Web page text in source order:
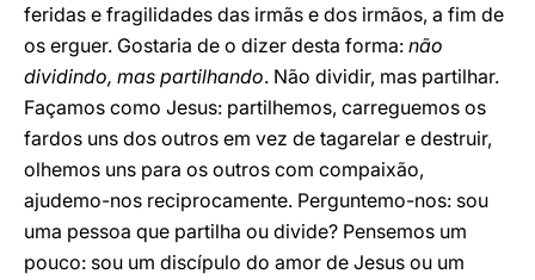
feridas e fragilidades das irmãs e dos irmãos, a fim de
os erguer. Gostaria de o dizer desta forma: não
dividindo, mas partilhando. Não dividir, mas partilhar.
Façamos como Jesus: partilhemos, carreguemos os
fardos uns dos outros em vez de tagarelar e destruir,
olhemos uns para os outros com compaixão,
ajudemo-nos reciprocamente. Perguntemo-nos: sou
uma pessoa que partilha ou divide? Pensemos um
pouco: sou um discípulo do amor de Jesus ou um